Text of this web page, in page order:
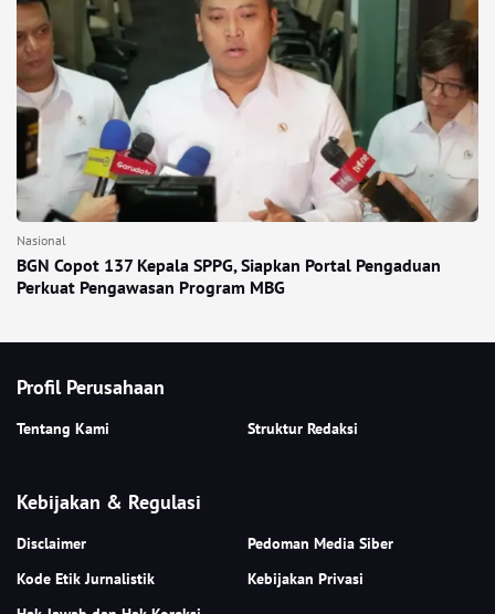
Nasional
BGN Copot 137 Kepala SPPG, Siapkan Portal Pengaduan
Perkuat Pengawasan Program MBG
Profil Perusahaan
Tentang Kami Struktur Redaksi
Kebijakan & Regulasi
Disclaimer
Pedoman Media Siber
Kode Etik Jurnalistik
Kebijakan Privasi